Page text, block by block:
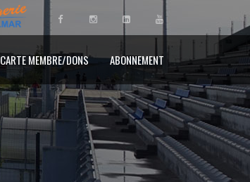
CARTE MEMBRE/DONS ABONNEMENT